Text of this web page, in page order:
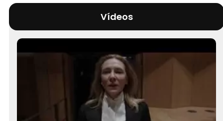
Vídeos